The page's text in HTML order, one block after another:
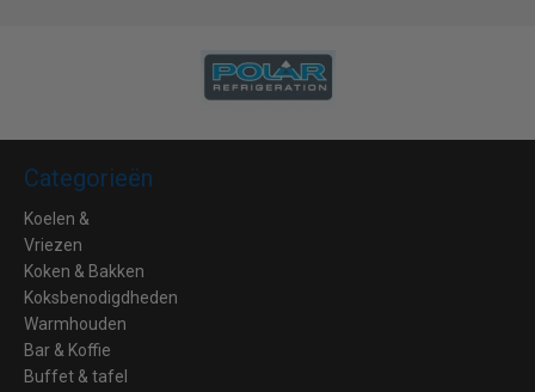
Categorieën
Koelen &
Vriezen
Koken & Bakken
Koksbenodigdheden
Warmhouden
Bar & Koffie
Buffet & tafel